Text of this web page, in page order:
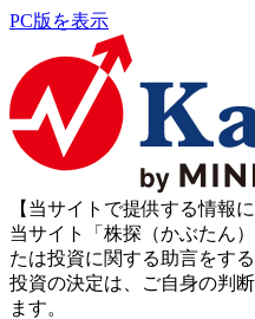
PC版を表示
【当サイトで提供する情報に
当サイト「株探（かぶたん
たは投資に関する助言をす
投資の決定は、ご自身の判
ます。